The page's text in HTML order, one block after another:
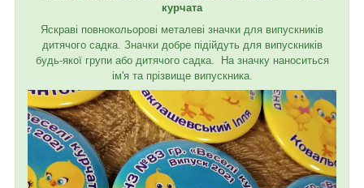
курчата
Яскраві повнокольорові металеві значки для випускників
дитячого садка. Значки добре підійдуть для випускників
будь-якої групи або дитячого садка. На значку наноситься
ім'я та прізвище випускника.